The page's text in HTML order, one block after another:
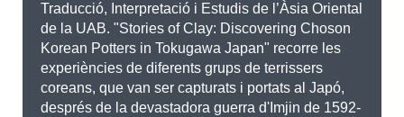
Traducció, Interpretació i Estudis de l’Àsia Oriental
de la UAB. "Stories of Clay: Discovering Choson
Korean Potters in Tokugawa Japan" recorre les
experiències de diferents grups de terrissers
coreans, que van ser capturats i portats al Japó,
després de la devastadora guerra d'Imjin de 1592-